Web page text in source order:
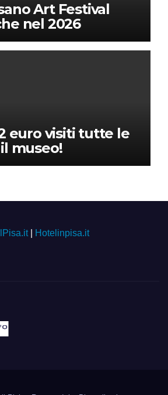
Art Festival
nel 2026
euro visiti tutte le
museo!
| Hotelinpisa.it